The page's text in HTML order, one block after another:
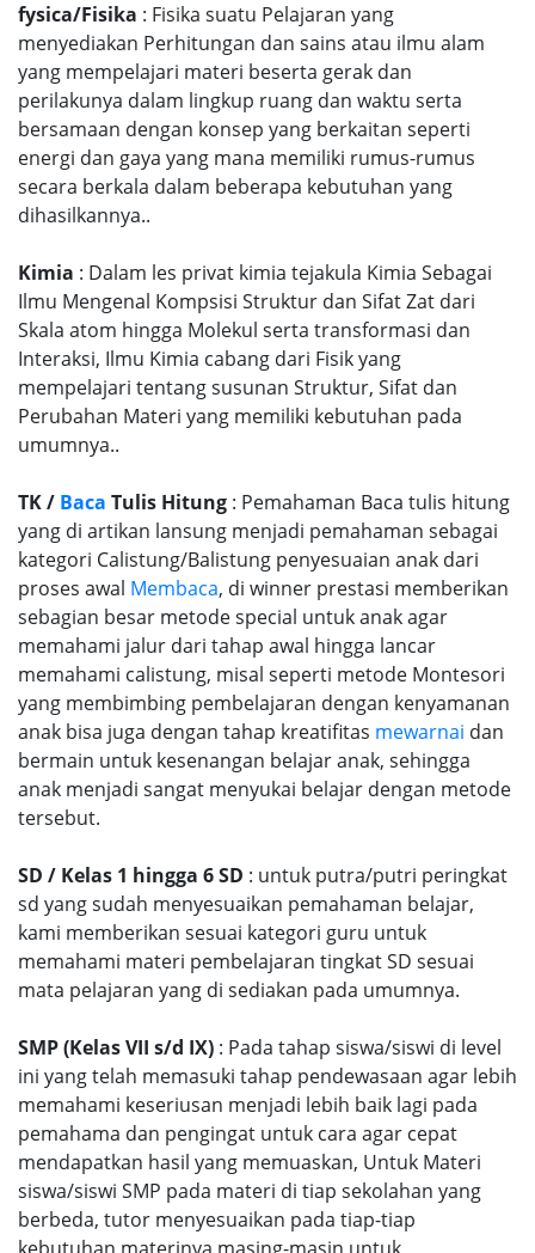
fysica/Fisika : Fisika suatu Pelajaran yang
menyediakan Perhitungan dan sains atau ilmu alam
yang mempelajari materi beserta gerak dan
perilakunya dalam lingkup ruang dan waktu serta
bersamaan dengan konsep yang berkaitan seperti
energi dan gaya yang mana memiliki rumus-rumus
secara berkala dalam beberapa kebutuhan yang
dihasilkannya..
Kimia : Dalam les privat kimia tejakula Kimia Sebagai
Ilmu Mengenal Kompsisi Struktur dan Sifat Zat dari
Skala atom hingga Molekul serta transformasi dan
Interaksi, Ilmu Kimia cabang dari Fisik yang
mempelajari tentang susunan Struktur, Sifat dan
Perubahan Materi yang memiliki kebutuhan pada
umumnya..
TK / Baca Tulis Hitung : Pemahaman Baca tulis hitung
yang di artikan lansung menjadi pemahaman sebagai
kategori Calistung/Balistung penyesuaian anak dari
proses awal Membaca, di winner prestasi memberikan
sebagian besar metode special untuk anak agar
memahami jalur dari tahap awal hingga lancar
memahami calistung, misal seperti metode Montesori
yang membimbing pembelajaran dengan kenyamanan
anak bisa juga dengan tahap kreatifitas mewarnai dan
bermain untuk kesenangan belajar anak, sehingga
anak menjadi sangat menyukai belajar dengan metode
tersebut.
SD / Kelas 1 hingga 6 SD : untuk putra/putri peringkat
sd yang sudah menyesuaikan pemahaman belajar,
kami memberikan sesuai kategori guru untuk
memahami materi pembelajaran tingkat SD sesuai
mata pelajaran yang di sediakan pada umumnya.
SMP (Kelas VII s/d IX) : Pada tahap siswa/siswi di level
ini yang telah memasuki tahap pendewasaan agar lebih
memahami keseriusan menjadi lebih baik lagi pada
pemahama dan pengingat untuk cara agar cepat
mendapatkan hasil yang memuaskan, Untuk Materi
siswa/siswi SMP pada materi di tiap sekolahan yang
berbeda, tutor menyesuaikan pada tiap-tiap